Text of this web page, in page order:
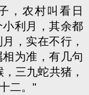
，农村叫看日
利月，其余都
，实在不行，
为准，有几句
三九蛇共猪，
二。"